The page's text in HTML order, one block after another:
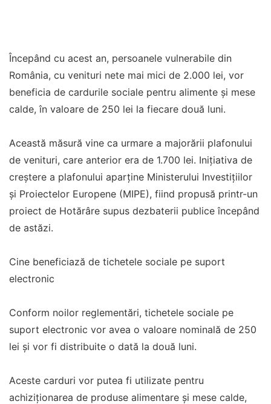
Începând cu acest an, persoanele vulnerabile din
România, cu venituri nete mai mici de 2.000 lei, vor
beneficia de cardurile sociale pentru alimente și mese
calde, în valoare de 250 lei la fiecare două luni.
Această măsură vine ca urmare a majorării plafonului
de venituri, care anterior era de 1.700 lei. Inițiativa de
creștere a plafonului aparține Ministerului Investițiilor
și Proiectelor Europene (MIPE), fiind propusă printr-un
proiect de Hotărâre supus dezbaterii publice începând
de astăzi.
Cine beneficiază de tichetele sociale pe suport
electronic
Conform noilor reglementări, tichetele sociale pe
suport electronic vor avea o valoare nominală de 250
lei și vor fi distribuite o dată la două luni.
Aceste carduri vor putea fi utilizate pentru
achiziționarea de produse alimentare și mese calde,